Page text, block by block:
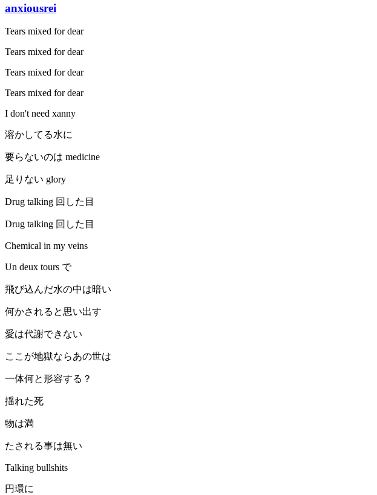
anxiousrei
Tears mixed for dear
Tears mixed for dear
Tears mixed for dear
Tears mixed for dear
I don't need xanny
溶かしてる水に
要らないのは medicine
足りない glory
Drug talking 回した目
Drug talking 回した目
Chemical in my veins
Un deux tours で
飛び込んだ水の中は暗い
何かされると思い出す
愛は代謝できない
ここが地獄ならあの世は
一体何と形容する？
揺れた死
物は満
たされる事は無い
Talking bullshits
円環に